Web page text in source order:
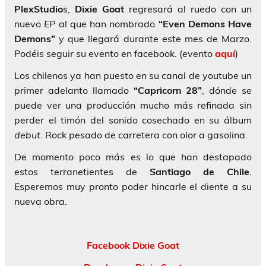
PlexStudios, Dixie Goat regresará al ruedo con un
nuevo EP al que han nombrado “Even Demons Have
Demons” y que llegará durante este mes de Marzo.
Podéis seguir su evento en facebook. (evento aquí)
Los chilenos ya han puesto en su canal de youtube un
primer adelanto llamado “Capricorn 28”, dónde se
puede ver una producción mucho más refinada sin
perder el timón del sonido cosechado en su álbum
debut. Rock pesado de carretera con olor a gasolina.
De momento poco más es lo que han destapado
estos terranetientes de Santiago de Chile.
Esperemos muy pronto poder hincarle el diente a su
nueva obra.
Facebook Dixie Goat